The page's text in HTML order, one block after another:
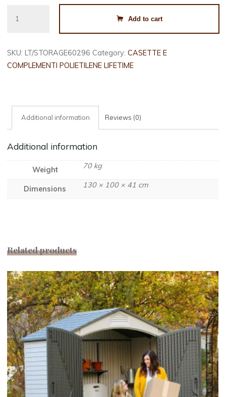
60296
Add to cart
SKU:LT/STORAGE60296 Category:CASETTE E
COMPLEMENTI POLIETILENE LIFETIME
Additional information Reviews (0)
Additional information
Weight 70 kg
Dimensions 130 × 100 × 41 cm
Related products